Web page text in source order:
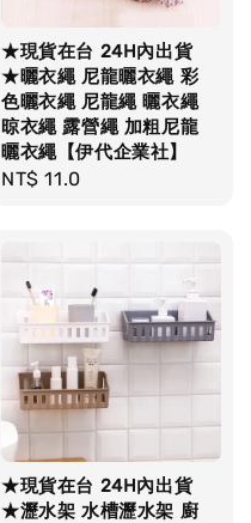
★現貨在台 24H內出貨
★曬衣繩 尼龍曬衣繩 彩
色曬衣繩 尼龍繩 曬衣繩
晾衣繩 露營繩 加粗尼龍
曬衣繩【伊代企業社】
Regular
NT$ 11.0
★現貨在台 24H內出貨
★瀝水架 水槽瀝水架 廚